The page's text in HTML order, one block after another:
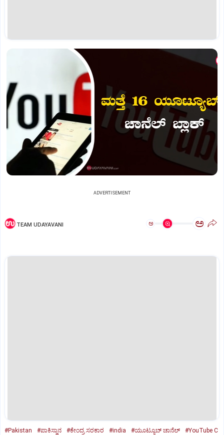
ADVERTISEMENT
TEAM UDAYAVANI ಅ ಅ
#Pakistan #ಪಾಕಿಸ್ಥಾನ #ಕೇಂದ್ರ ಸರಕಾರ #india #ಯೂಟ್ಯೂಬ್‌ ಚಾನೆಲ್‌
#YouTube C